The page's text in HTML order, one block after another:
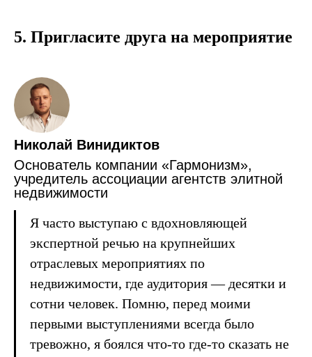
5. Пригласите друга на мероприятие
Николай Винидиктов
Основатель компании «Гармонизм»,
учредитель ассоциации агентств элитной
недвижимости
Я часто выступаю с вдохновляющей
экспертной речью на крупнейших
отраслевых мероприятиях по
недвижимости, где аудитория — десятки и
сотни человек. Помню, перед моими
первыми выступлениями всегда было
тревожно, я боялся что-то где-то сказать не